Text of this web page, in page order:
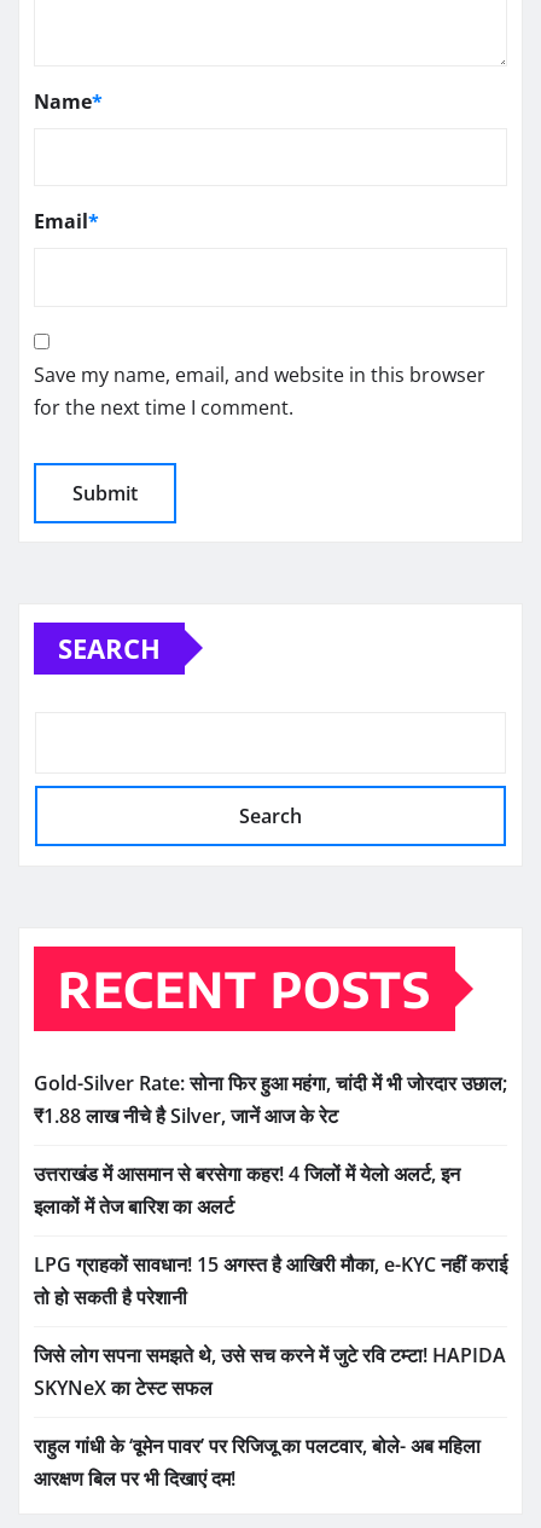
Name*
Email*
Save my name, email, and website in this browser
for the next time I comment.
SEARCH
Search
RECENT POSTS
Gold-Silver Rate: सोना फिर हुआ महंगा, चांदी में भी जोरदार उछाल;
₹1.88 लाख नीचे है Silver, जानें आज के रेट
उत्तराखंड में आसमान से बरसेगा कहर! 4 जिलों में येलो अलर्ट, इन
इलाकों में तेज बारिश का अलर्ट
LPG ग्राहकों सावधान! 15 अगस्त है आखिरी मौका, e-KYC नहीं कराई
तो हो सकती है परेशानी
जिसे लोग सपना समझते थे, उसे सच करने में जुटे रवि टम्टा! HAPIDA
SKYNeX का टेस्ट सफल
राहुल गांधी के ‘वूमेन पावर’ पर रिजिजू का पलटवार, बोले- अब महिला
आरक्षण बिल पर भी दिखाएं दम!